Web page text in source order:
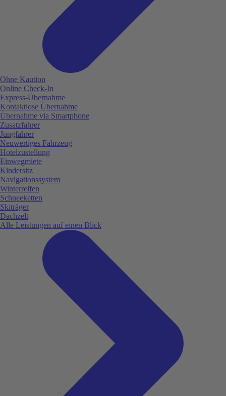
Ohne Kaution
Online Check-In
Express-Übernahme
Kontaktlose Übernahme
Übernahme via Smartphone
Zusatzfahrer
Jungfahrer
Neuwertiges Fahrzeug
Hotelzustellung
Einwegmiete
Kindersitz
Navigationssystem
Winterreifen
Schneeketten
Skiträger
Dachzelt
Alle Leistungen auf einen Blick